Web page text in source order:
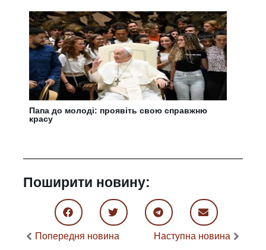
Папа до молоді: проявіть свою справжню
красу
Поширити новину:
Попередня новина Наступна новина